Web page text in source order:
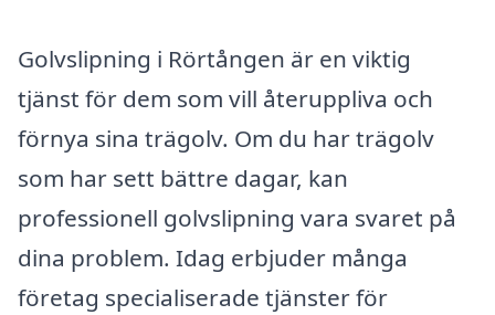
Golvslipning i Rörtången är en viktig
tjänst för dem som vill återuppliva och
förnya sina trägolv. Om du har trägolv
som har sett bättre dagar, kan
professionell golvslipning vara svaret på
dina problem. Idag erbjuder många
företag specialiserade tjänster för